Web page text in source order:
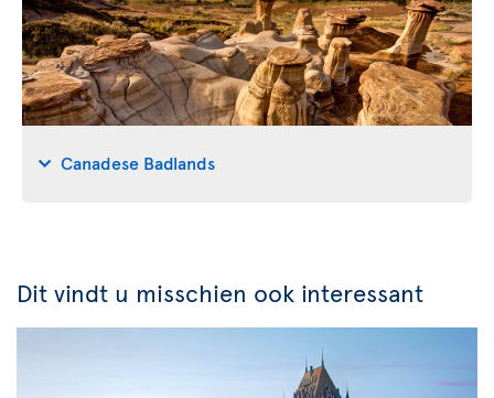
Canadese Badlands
Dit vindt u misschien ook interessant